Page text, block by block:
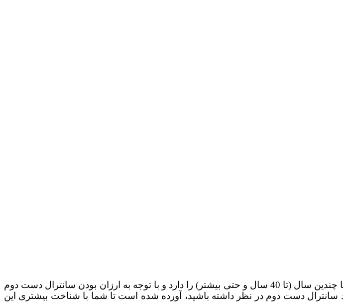
سانترال های پاناسونیک به دلیل داشتن کیفیت تولیدی بالا توانایی امکان بهره برداری تا چندین سال (تا 40 سال و حتی بیشتر) را دارد و با توجه به ارزان بودن سانترال دست دوم
سانترال دست دوم در نظر داشته باشید، آورده شده است تا شما با شناخت بیشتری این